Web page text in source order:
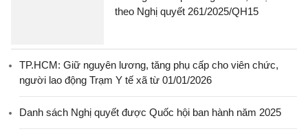
theo Nghị quyết 261/2025/QH15
TP.HCM: Giữ nguyên lương, tăng phụ cấp cho viên chức,
người lao động Trạm Y tế xã từ 01/01/2026
Danh sách Nghị quyết được Quốc hội ban hành năm 2025